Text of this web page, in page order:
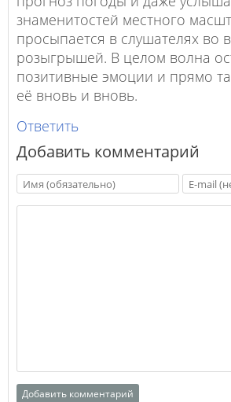
знаменитостей местного
просыпается в слушателях во
розыгрышей. В целом волна
позитивные эмоции и прямо
её вновь и вновь.
Ответить
Добавить комментарий